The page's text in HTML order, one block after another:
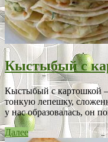
Кыстыбый с
Кыстыбый с картошкой –
тонкую лепешку,
у нас образовалась, он
Далее